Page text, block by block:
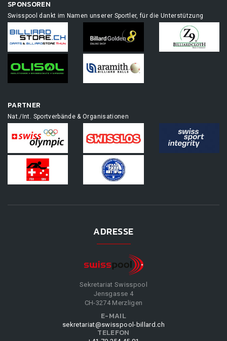
SPONSOREN
Swisspool dankt im Namen unserer Sportler, für die Unterstützung
PARTNER
Nat./Int. Sportverbände & Organisationen
ADRESSE
Sekretariat Swisspool
Jensgasse 4
CH-3274 Merzligen
E-MAIL
sekretariat@swisspool-billard.ch
TELEFON